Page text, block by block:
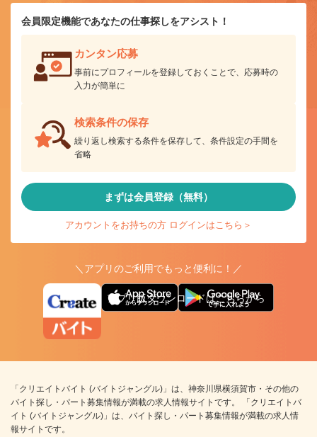
会員限定機能であなたの仕事探しをアシスト！
カンタン応募
事前にプロフィールを登録しておくことで、応募時の
入力が簡単に
検索条件の保存
繰り返し検索する条件を保存して、条件設定の手間を
省略
まずは会員登録（無料）
アカウントをお持ちの方 ログインはこちら＞
＼アプリのご利用でもっと便利に！／
アプリ版ダウンロードはこちらから
「クリエイトバイト (バイトジャングル)」は、神奈川県横須賀市・その他の
バイト探し・パート募集情報が満載の求人情報サイトです。 「クリエイトバ
イト (バイトジャングル)」は、バイト探し・パート募集情報が満載の求人情
報サイトです。